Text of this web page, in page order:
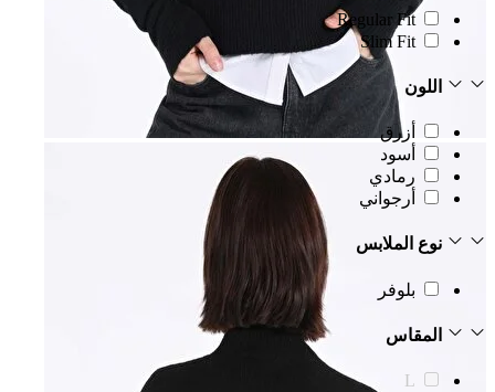
Regular Fit
Slim Fit
اللون
أزرق
أسود
رمادي
أرجواني
نوع الملابس
بلوفر
المقاس
L